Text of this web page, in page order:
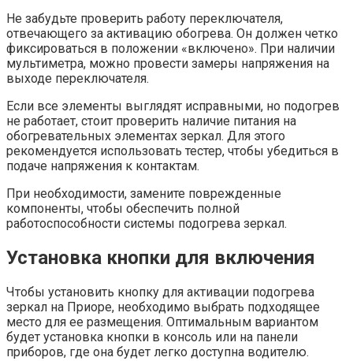
Не забудьте проверить работу переключателя,
отвечающего за активацию обогрева. Он должен четко
фиксироваться в положении «включено». При наличии
мультиметра, можно провести замеры напряжения на
выходе переключателя.
Если все элементы выглядят исправными, но подогрев
не работает, стоит проверить наличие питания на
обогревательных элементах зеркал. Для этого
рекомендуется использовать тестер, чтобы убедиться в
подаче напряжения к контактам.
При необходимости, замените поврежденные
компоненты, чтобы обеспечить полной
работоспособности системы подогрева зеркал.
Установка кнопки для включения
Чтобы установить кнопку для активации подогрева
зеркал на Приоре, необходимо выбрать подходящее
место для ее размещения. Оптимальным вариантом
будет установка кнопки в консоль или на панели
приборов, где она будет легко доступна водителю.